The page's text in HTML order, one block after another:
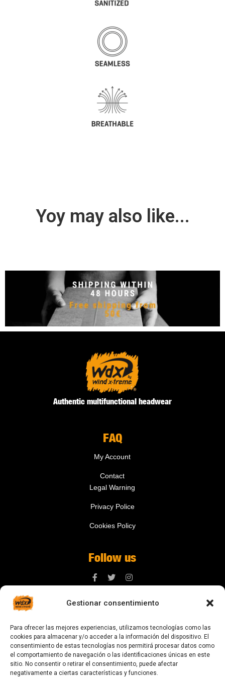
Gestionar consentimiento
Para ofrecer las mejores experiencias, utilizamos tecnologías como las
cookies para almacenar y/o acceder a la información del dispositivo. El
consentimiento de estas tecnologías nos permitirá procesar datos como
el comportamiento de navegación o las identificaciones únicas en este
sitio. No consentir o retirar el consentimiento, puede afectar
negativamente a ciertas características y funciones.
Yoy may also like...
Authentic multifunctional headwear
FAQ
My Account
Contact
Legal Warning
Privacy Police
Cookies Policy
Follow us
digital@zonawind.com
Av. de la Mare de Déu de Montserrat, 115
08024 Barcelona